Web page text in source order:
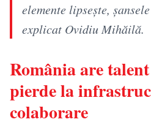
elemente lipsește,
explicat Ovidiu Mihăilă.
România are
pierde la
colaborare